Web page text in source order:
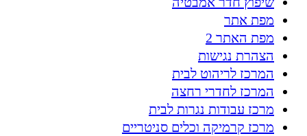
מפת אתר
מפת האתר 2
הצהרת נגישות
המרכז לריהוט לבית
המרכז לחדרי רחצה
מרכז עבודות נגרות לבית
מרכז קרמיקה וכלים סניטריים